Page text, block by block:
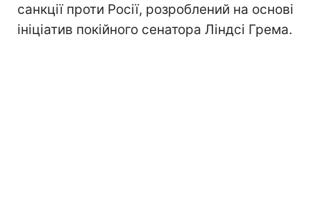
санкції проти Росії, розроблений на основі
ініціатив покійного сенатора Ліндсі Грема.